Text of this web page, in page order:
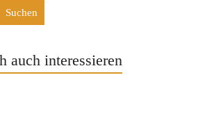
Suchen
auch interessieren